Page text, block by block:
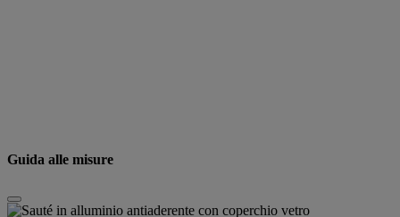
Guida alle misure